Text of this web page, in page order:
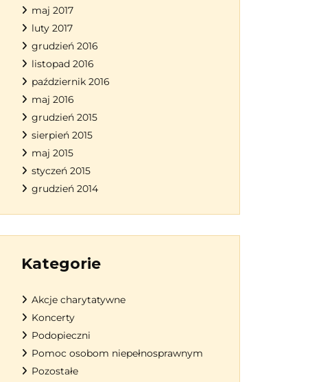
maj 2017
luty 2017
grudzień 2016
listopad 2016
październik 2016
maj 2016
grudzień 2015
sierpień 2015
maj 2015
styczeń 2015
grudzień 2014
Kategorie
Akcje charytatywne
Koncerty
Podopieczni
Pomoc osobom niepełnosprawnym
Pozostałe